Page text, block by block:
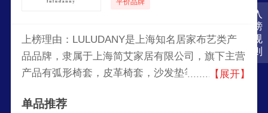
入
榜
规
则
平价品牌
上榜理由：LULUDANY是上海知名居家布艺类产
品品牌，隶属于上海简艾家居有限公司，旗下主营
产品有弧形椅套，皮革椅套，沙发垫等。设计风格
与工艺细节，在各大电商平台深受消费者喜爱。
【展开】
单品推荐